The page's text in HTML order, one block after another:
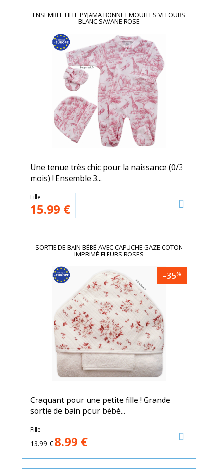
ENSEMBLE FILLE PYJAMA BONNET MOUFLES VELOURS
BLANC SAVANE ROSE
Une tenue très chic pour la naissance (0/3
mois) ! Ensemble 3...
Fille
15.99 €
SORTIE DE BAIN BÉBÉ AVEC CAPUCHE GAZE COTON
IMPRIMÉ FLEURS ROSES
-35%
Craquant pour une petite fille ! Grande
sortie de bain pour bébé...
Fille
13.99 € 8.99 €